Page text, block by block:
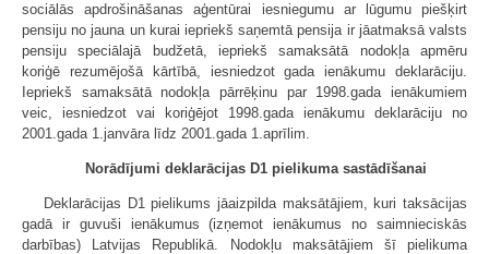
sociālās apdrošināšanas aģentūrai iesniegumu ar lūgumu piešķirt
pensiju no jauna un kurai iepriekš saņemtā pensija ir jāatmaksā valsts
pensiju speciālajā budžetā, iepriekš samaksātā nodokļa apmēru
koriģē rezumējošā kārtībā, iesniedzot gada ienākumu deklarāciju.
Iepriekš samaksātā nodokļa pārrēķinu par 1998.gada ienākumiem
veic, iesniedzot vai koriģējot 1998.gada ienākumu deklarāciju no
2001.gada 1.janvāra līdz 2001.gada 1.aprīlim.
Norādījumi deklarācijas D1 pielikuma sastādīšanai
Deklarācijas D1 pielikums jāaizpilda maksātājiem, kuri taksācijas
gadā ir guvuši ienākumus (izņemot ienākumus no saimnieciskās
darbības) Latvijas Republikā. Nodokļu maksātājiem šī pielikuma